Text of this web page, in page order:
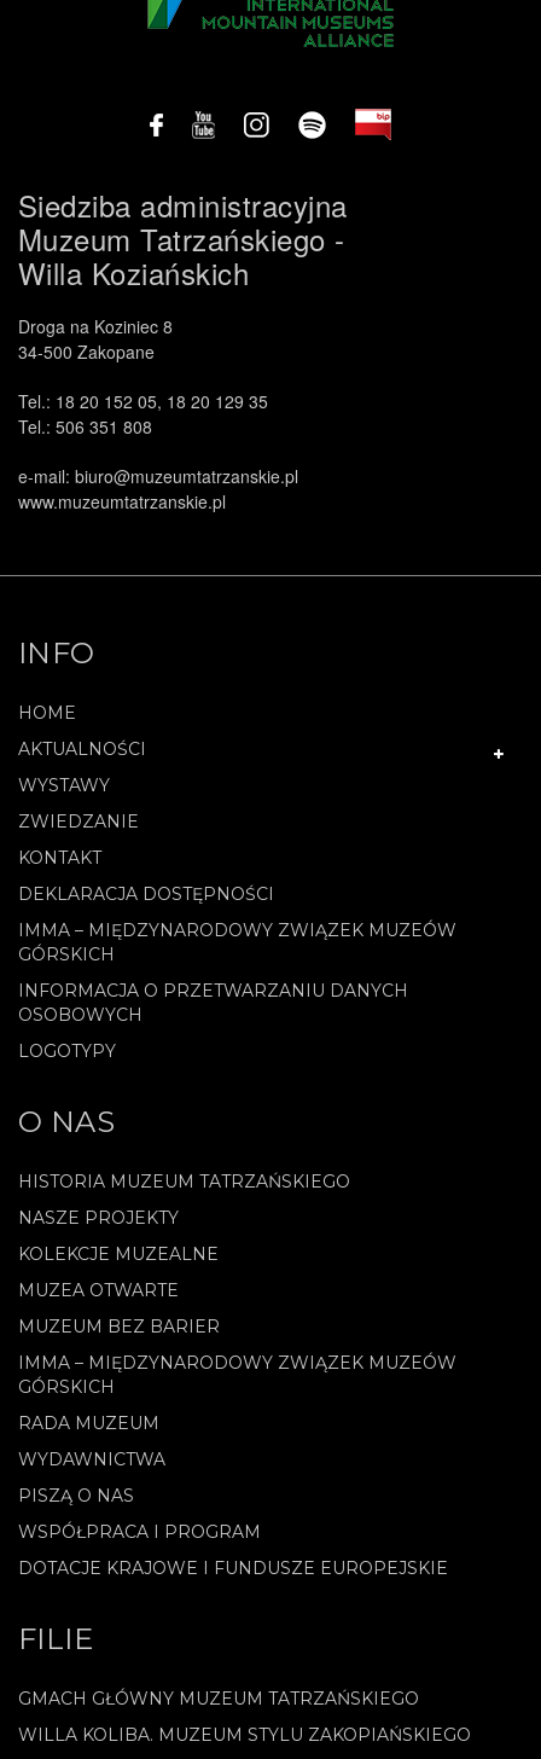
Siedziba administracyjna
Muzeum Tatrzańskiego -
Willa Koziańskich
Droga na Koziniec 8
34-500 Zakopane
Tel.: 18 20 152 05, 18 20 129 35
Tel.: 506 351 808
e-mail: biuro@muzeumtatrzanskie.pl
www.muzeumtatrzanskie.pl
INFO
HOME
AKTUALNOŚCI
WYSTAWY
ZWIEDZANIE
KONTAKT
DEKLARACJA DOSTĘPNOŚCI
IMMA – MIĘDZYNARODOWY ZWIĄZEK MUZEÓW
GÓRSKICH
INFORMACJA O PRZETWARZANIU DANYCH
OSOBOWYCH
LOGOTYPY
O NAS
HISTORIA MUZEUM TATRZAŃSKIEGO
NASZE PROJEKTY
KOLEKCJE MUZEALNE
MUZEA OTWARTE
MUZEUM BEZ BARIER
IMMA – MIĘDZYNARODOWY ZWIĄZEK MUZEÓW
GÓRSKICH
RADA MUZEUM
WYDAWNICTWA
PISZĄ O NAS
WSPÓŁPRACA I PROGRAM
DOTACJE KRAJOWE I FUNDUSZE EUROPEJSKIE
FILIE
GMACH GŁÓWNY MUZEUM TATRZAŃSKIEGO
WILLA KOLIBA. MUZEUM STYLU ZAKOPIAŃSKIEGO